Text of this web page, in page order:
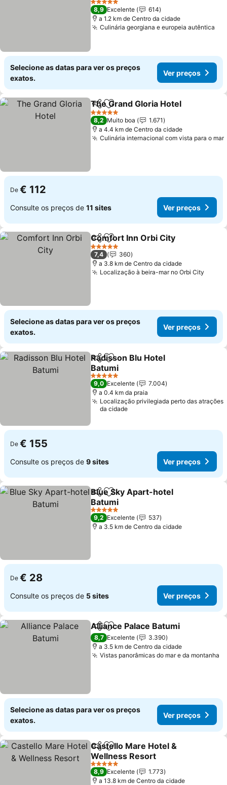
Ver preços
5 Estrelas
8,9 Excelente
614
a 1.2 km de Centro da cidade
Culinária georgiana e europeia autêntica
Selecione as datas para ver os preços
exatos.
Ver preços
PartilharAdicionar aos favoritos
The Grand Gloria Hotel
5 Estrelas
8,2 Muito boa
1.671
a 4.4 km de Centro da cidade
Culinária internacional com vista para o mar
De € 112
Consulte os preços de 11 sites Ver preços
PartilharAdicionar aos favoritos
Comfort Inn Orbi City
5 Estrelas
7,4
360
a 3.8 km de Centro da cidade
Localização à beira-mar no Orbi City
Selecione as datas para ver os preços
exatos.
Ver preços
PartilharAdicionar aos favoritos
Radisson Blu Hotel
Batumi
Ver preços
5 Estrelas
9,0 Excelente
7.004
a 0.4 km da praia
Localização privilegiada perto das atrações
da cidade
De € 155
Consulte os preços de 9 sites Ver preços
PartilharAdicionar aos favoritos
Blue Sky Apart-hotel
Batumi
Ver preços
5 Estrelas
9,2 Excelente
537
a 3.5 km de Centro da cidade
De € 28
Consulte os preços de 5 sites Ver preços
PartilharAdicionar aos favoritos
Alliance Palace Batumi
8,7 Excelente
3.390
a 3.5 km de Centro da cidade
Vistas panorâmicas do mar e da montanha
Selecione as datas para ver os preços
exatos.
Ver preços
PartilharAdicionar aos favoritos
Castello Mare Hotel &
Wellness Resort
Ver preços
5 Estrelas
8,9 Excelente
1.773
a 13.8 km de Centro da cidade